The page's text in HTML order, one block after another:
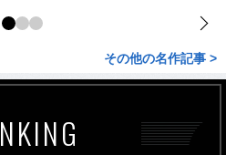
その他の名作記事 >